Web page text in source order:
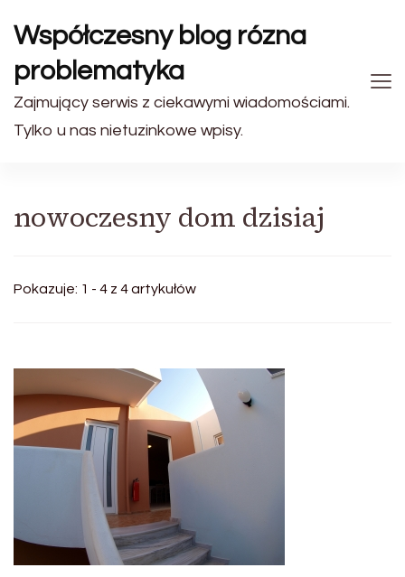
Współczesny blog rózna
problematyka
Zajmujący serwis z ciekawymi wiadomościami.
Tylko u nas nietuzinkowe wpisy.
nowoczesny dom dzisiaj
Pokazuje: 1 - 4 z 4 artykułów